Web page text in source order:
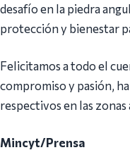
desafío en la piedra
protección y bienestar
Felicitamos a todo el
compromiso y pasión,
respectivos en las zonas
Mincyt/Prensa